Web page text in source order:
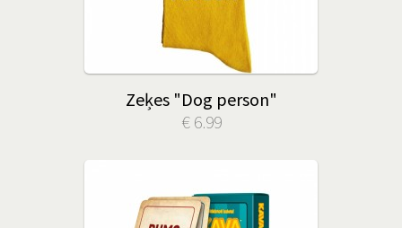
Zeķes "Dog person"
€ 6.99